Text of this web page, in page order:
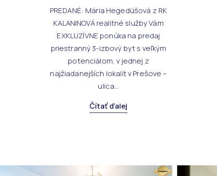
PREDANÉ: Mária Hegedüšová z RK
KALANINOVÁ realitné služby Vám
EXKLUZÍVNE ponúka na predaj
priestranný 3-izbový byt s veľkým
potenciálom, v jednej z
najžiadanejších lokalít v Prešove –
ulica...
Čítať ďalej